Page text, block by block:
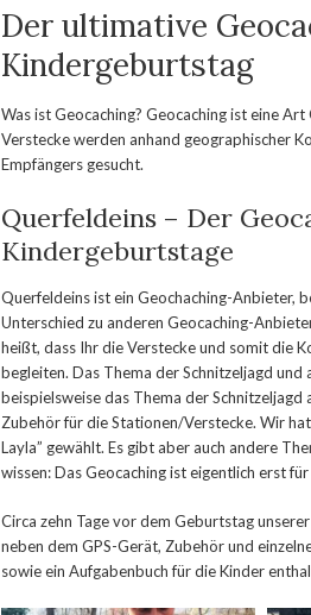
Der ultimative
Kindergeburtstag
Was ist Geocaching? Geocaching ist eine
Verstecke werden anhand geographischer
Empfängers gesucht.
Querfeldeins – Der
Kindergeburtstage
Querfeldeins ist ein Geochaching-Anbieter,
Unterschied zu anderen Geocaching-
heißt, dass Ihr die Verstecke und somit die
begleiten. Das Thema der Schnitzeljagd
beispielsweise das Thema der
Zubehör für die Stationen/Verstecke. Wir
Layla” gewählt. Es gibt aber auch andere
wissen: Das Geocaching ist eigentlich erst
Circa zehn Tage vor dem Geburtstag
neben dem GPS-Gerät, Zubehör und
sowie ein Aufgabenbuch für die Kinder